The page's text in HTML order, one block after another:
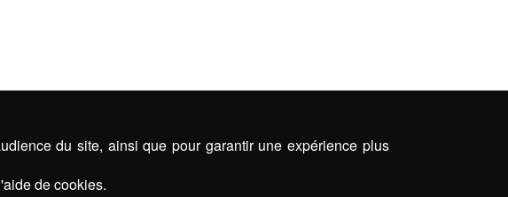
du site, ainsi que pour garantir une expérience plus
de cookies.